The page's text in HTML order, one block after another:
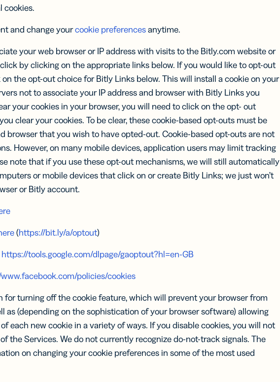
cookies.
and change yourcookie preferencesanytime.
your web browser or IP address with visits to the Bitly.com website or
by clicking on the appropriate links below. If you would like to opt-out
the opt-out choice for Bitly Links below. This will install a cookie on your
not to associate your IP address and browser with Bitly Links you
your cookies in your browser, you will need to click on the opt- out
clear your cookies. To be clear, these cookie-based opt-outs must be
browser that you wish to have opted-out. Cookie-based opt-outs are not
However, on many mobile devices, application users may limit tracking
note that if you use these opt-out mechanisms, we will still automatically
or mobile devices that click on or create Bitly Links; we just won’t
or Bitly account.
(https://bit.ly/a/optout)
https://tools.google.com/dlpage/gaoptout?hl=en-GB
policies/cookies
for turning off the cookie feature, which will prevent your browser from
as (depending on the sophistication of your browser software) allowing
each new cookie in a variety of ways. If you disable cookies, you will not
the Services. We do not currently recognize do-not-track signals. The
on changing your cookie preferences in some of the most used